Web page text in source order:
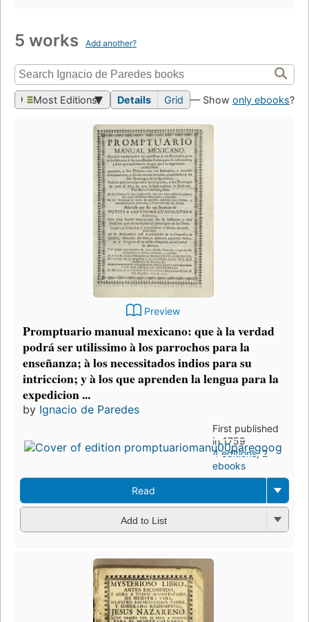
5 works Add another?
Most Editions Details Grid — Show only ebooks?
Preview
Promptuario manual mexicano: que à la verdad
podrá ser utilissimo à los parrochos para la
enseñanza; à los necessitados indios para su
intriccion; y à los que aprenden la lengua para la
expedicion ...
by Ignacio de Paredes
First published
in 1759
4 editions,2
ebooks
Read
Add to List